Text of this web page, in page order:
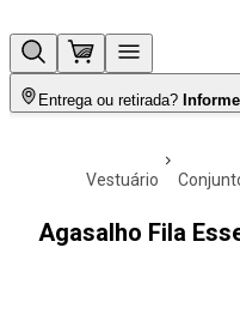
Entrega ou retirada?
vestuário
Agasalho Fila